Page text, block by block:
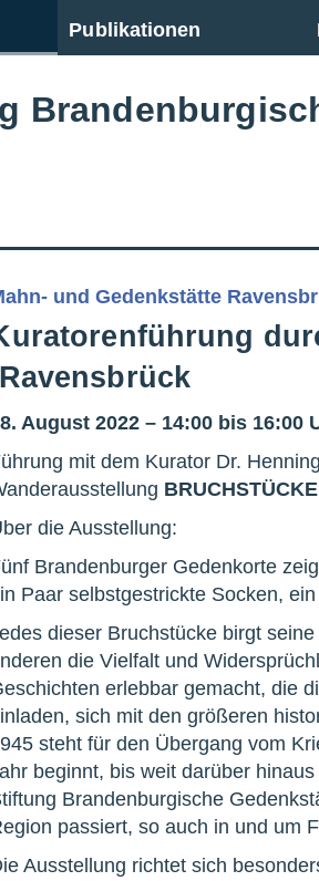
Publikationen
und Gedenkstätte
August 2022 – 14:00 bis 16:00
mit dem Kurator Dr.
die Ausstellung:
Brandenburger Gedenkorte
Paar selbstgestrickte Socken,
dieser Bruchstücke birgt
die Vielfalt und
erlebbar gemacht, die
sich mit den größeren
steht für den Übergang vom
beginnt, bis weit darüber
Brandenburgische
passiert, so auch in und um
Ausstellung richtet sich